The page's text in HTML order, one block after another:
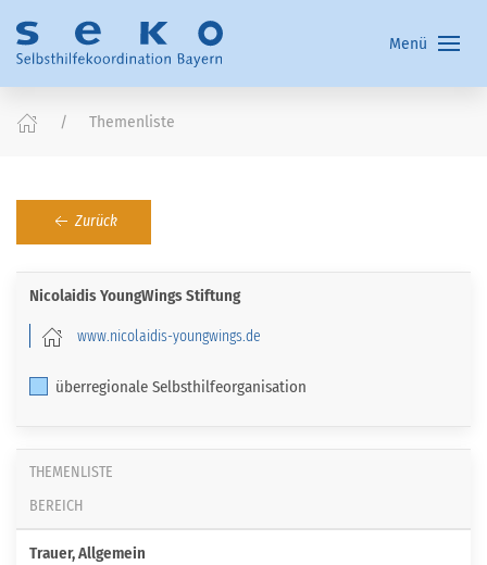
Menü
Themenliste
Zurück
Nicolaidis YoungWings Stiftung
www.nicolaidis-youngwings.de
überregionale Selbsthilfeorganisation
THEMENLISTE
BEREICH
Trauer, Allgemein